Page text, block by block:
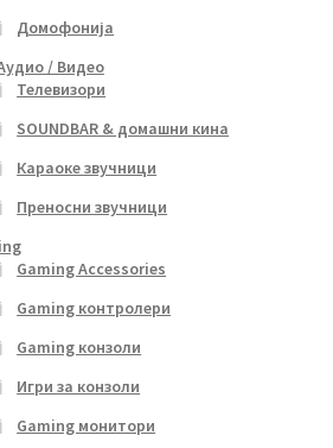
Домофонија
/ Видео
Телевизори
SOUNDBAR & домашни кина
Караоке звучници
Преносни звучници
Gaming Accessories
Gaming контролери
Gaming конзоли
Игри за конзоли
Gaming монитори